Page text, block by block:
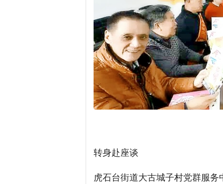
转身赴座谈
虎石台街道大古城子村党群服务